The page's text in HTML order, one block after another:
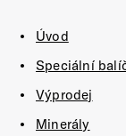
Úvod
Speciální
Výprodej
Minerály